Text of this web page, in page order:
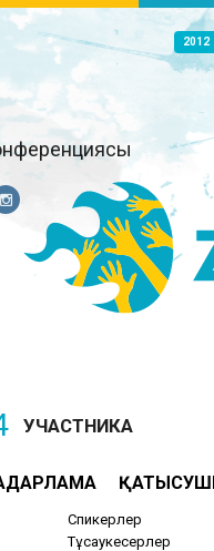
2012
УЧАСТНИКА
Спикерлер
Тұсаукесерлер